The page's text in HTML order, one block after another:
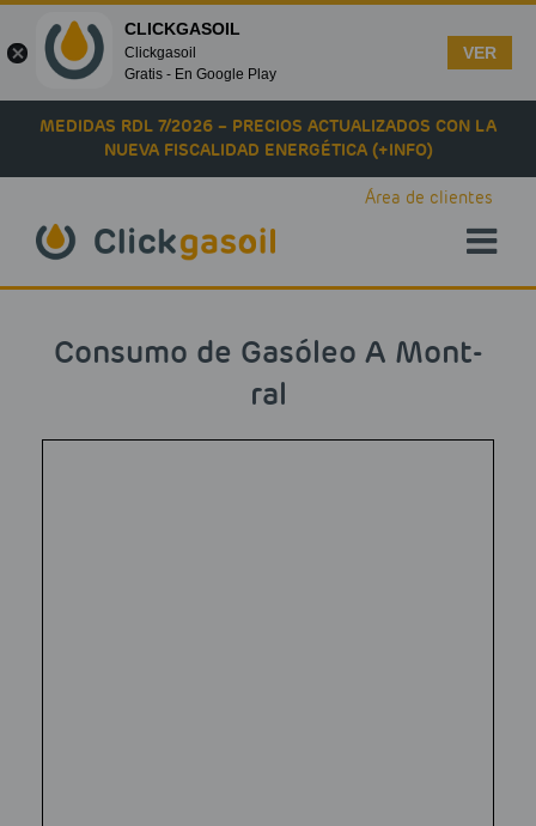
Skip to main content
MEDIDAS RDL 7/2026 – PRECIOS ACTUALIZADOS CON LA
NUEVA FISCALIDAD ENERGÉTICA (+INFO)
Área de clientes
Consumo de Gasóleo A Mont-
ral
CLICKGASOIL
Clickgasoil
Gratis - En Google Play
VER